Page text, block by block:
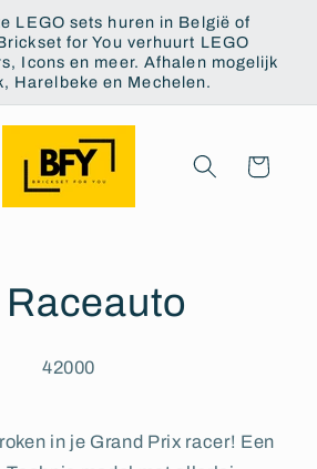
LEGO sets huren in België of
for You verhuurt LEGO
Icons en meer. Afhalen mogelijk
Harelbeke en Mechelen.
Winkelwagen
Raceauto
42000
in je Grand Prix racer! Een